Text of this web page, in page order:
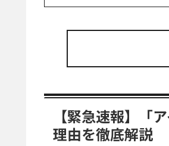
【緊急速報】「
理由を徹底解説